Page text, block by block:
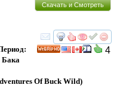
Скачать и Смотреть
смотреть
4
Бака
Of Buck Wild)